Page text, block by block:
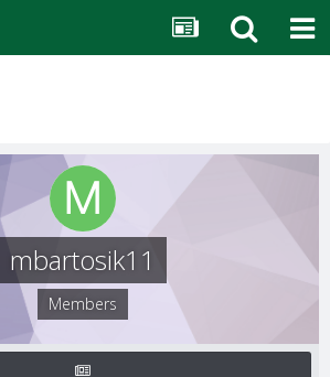
mbartosik11
Members